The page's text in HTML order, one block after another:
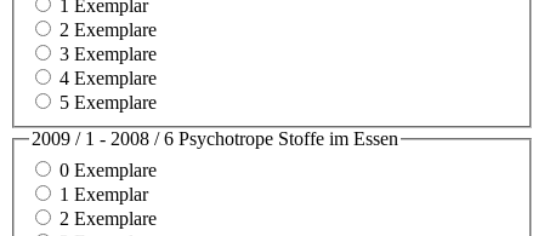
1 Exemplar
2 Exemplare
3 Exemplare
4 Exemplare
5 Exemplare
2009 / 1 - 2008 / 6 Psychotrope Stoffe im Essen
0 Exemplare
1 Exemplar
2 Exemplare